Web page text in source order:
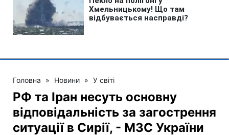
Головна » Новини » У світі
РФ та Іран несуть основну
відповідальність за загострення
ситуації в Сирії, - МЗС України